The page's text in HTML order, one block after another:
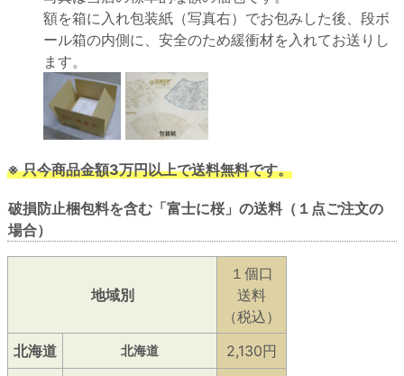
額を箱に入れ包装紙（写真右）でお包みした後、段ボ
ール箱の内側に、安全のため緩衝材を入れてお送りし
ます。
※ 只今商品金額3万円以上で送料無料です。
破損防止梱包料を含む「富士に桜」の送料（１点ご注文の
場合）
地域別
１個口
送料
（税込）
北海道
北海道
2,130円